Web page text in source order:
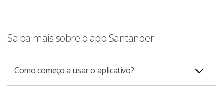
Saiba mais sobre o app Santander
Como começo a usar o aplicativo?